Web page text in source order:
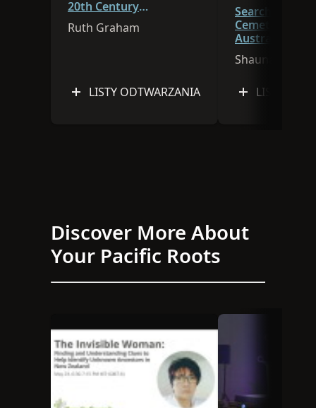
20th Century
Newcomers
Ruth Graham
LISTY ODTWARZANIA
Searching for
Cemetery
Australian
Territories
Shauna Hicks
LISTY
Discover More About
Your Pacific Roots